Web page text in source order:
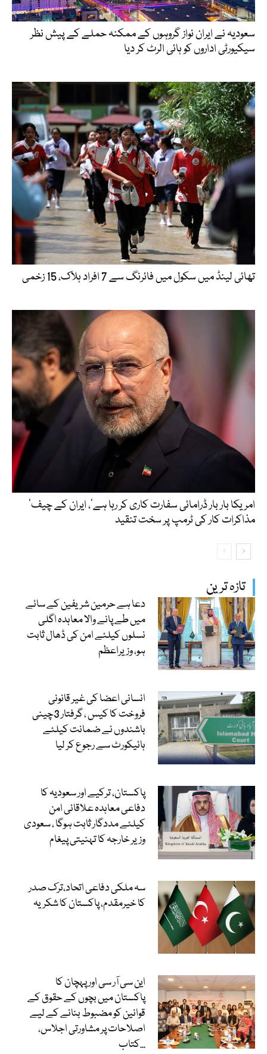
تازہ ترین
دعا ہے حرمین شریفین کے سائے
میں طے پانے والا معاہدہ اگلی
نسلوں کیلئے امن کی ڈھال ثابت
ہو، وزیراعظم
انسانی اعضا کی غیر قانونی
فروخت کا کیس ، گرفتار 3چینی
باشندوں نے ضمانت کیلئے
ہائیکورٹ سے رجوع کر لیا
پاکستان، ترکیے اور سعودیہ کا
دفاعی معاہدہ علاقائی امن
کیلئے مددگار ثابت ہوگا ، سعودی
وزیر خارجہ کا تہنیتی پیغام
سہ ملکی دفاعی اتحاد،ترک صدر
کا خیرمقدم، پاکستان کا شکریہ
این سی آر سی اور پہچان کا
پاکستان میں بچوں کے حقوق کے
قوانین کو مضبوط بنانے کے لیے
اصلاحات پر مشاورتی اجلاس،
کتاب...
سعودیہ نے ایران نواز گروہوں کے ممکنہ حملے کے پیش نظر
سیکیورٹی اداروں کو ہائی الرٹ کر دیا
تھائی لینڈ میں سکول میں فائرنگ سے 7 افراد ہلاک، 15 زخمی
’امریکا بار بار ڈرامائی سفارت کاری کر رہا ہے‘، ایران کے چیف
مذاکرات کار کی ٹرمپ پر سخت تنقید